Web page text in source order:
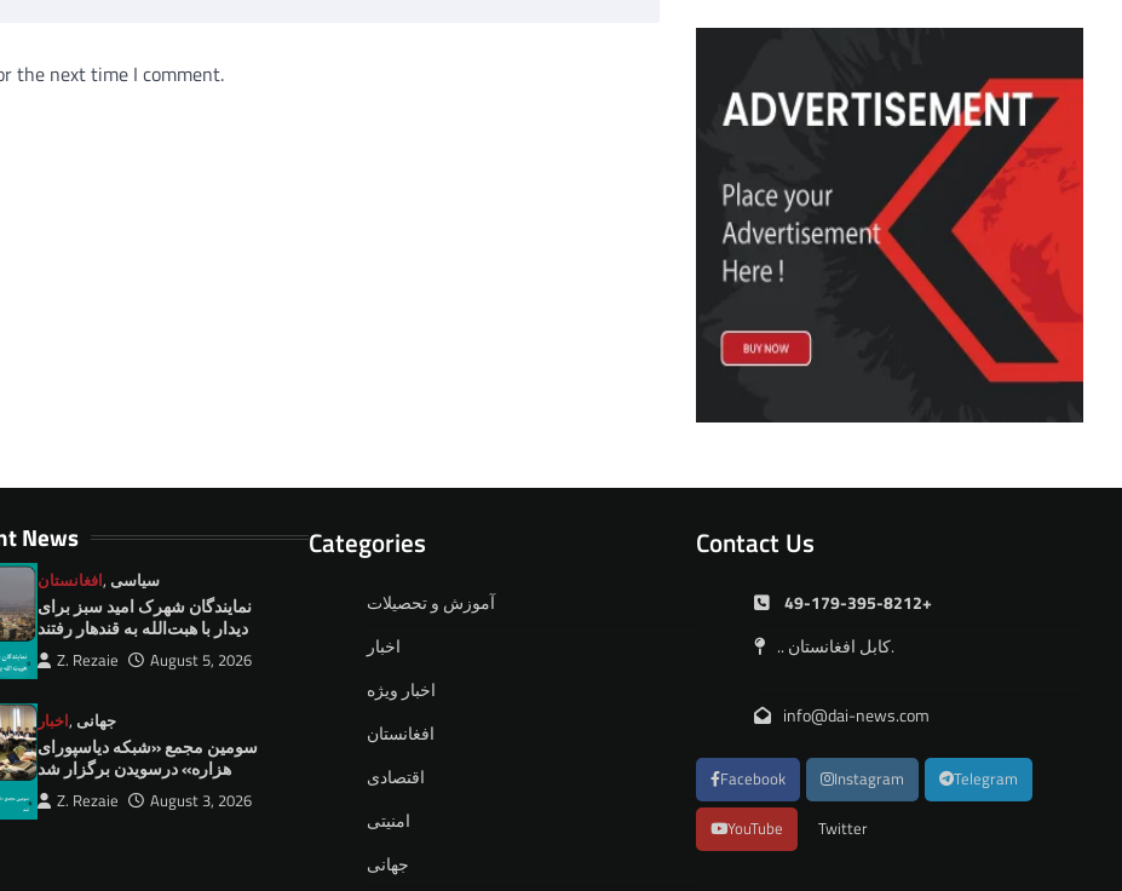
the next time I comment.
News
افغانستان, سیاسی
نمايندگان شهرک امید سبز برای
دیدار با هبت‌الله به قندهار رفتند
Z. Rezaie August 5, 2026
اخبار, جهانی
سومین مجمع «شبکه دیاسپورای
هزاره» درسویدن برگزار شد
Z. Rezaie August 3, 2026
Categories
آموزش و تحصیلات
اخبار
اخبار ویژه
افغانستان
اقتصادی
امنیتی
جهانی
Contact Us
49-179-395-8212+
.. کابل افغانستان.
info@dai-news.com
Facebook Instagram Telegram
YouTube Twitter